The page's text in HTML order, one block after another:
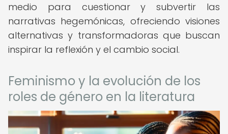
medio para cuestionar y subvertir las
narrativas hegemónicas, ofreciendo visiones
alternativas y transformadoras que buscan
inspirar la reflexión y el cambio social.
Feminismo y la evolución de los
roles de género en la literatura